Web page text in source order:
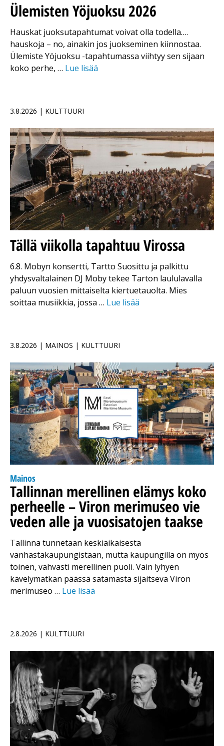
Ülemisten Yöjuoksu 2026
Hauskat juoksutapahtumat voivat olla todella….
hauskoja – no, ainakin jos juokseminen kiinnostaa.
Ülemiste Yöjuoksu -tapahtumassa viihtyy sen sijaan
koko perhe, … Lue lisää
3.8.2026 | KULTTUURI
Tällä viikolla tapahtuu Virossa
6.8. Mobyn konsertti, Tartto Suosittu ja palkittu
yhdysvaltalainen DJ Moby tekee Tarton laululavalla
paluun vuosien mittaiselta kiertuetauolta. Mies
soittaa musiikkia, jossa … Lue lisää
3.8.2026 | MAINOS | KULTTUURI
Mainos
Tallinnan merellinen elämys koko
perheelle – Viron merimuseo vie
veden alle ja vuosisatojen taakse
Tallinna tunnetaan keskiaikaisesta
vanhastakaupungistaan, mutta kaupungilla on myös
toinen, vahvasti merellinen puoli. Vain lyhyen
kävelymatkan päässä satamasta sijaitseva Viron
merimuseo … Lue lisää
2.8.2026 | KULTTUURI